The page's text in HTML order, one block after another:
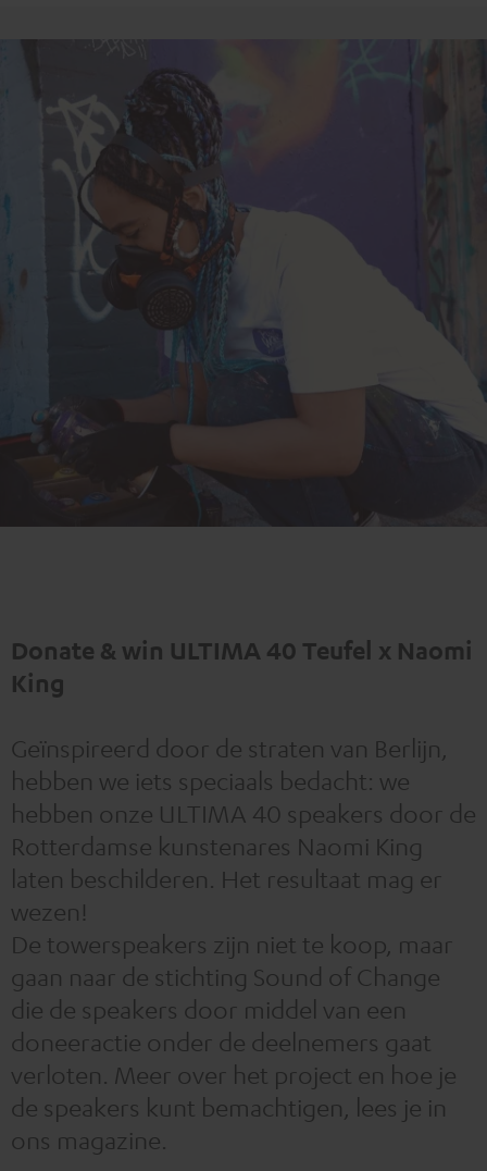
Donate & win ULTIMA 40 Teufel x Naomi
King
Geïnspireerd door de straten van Berlijn,
hebben we iets speciaals bedacht: we
hebben onze ULTIMA 40 speakers door de
Rotterdamse kunstenares Naomi King
laten beschilderen. Het resultaat mag er
wezen!
De towerspeakers zijn niet te koop, maar
gaan naar de stichting Sound of Change
die de speakers door middel van een
doneeractie onder de deelnemers gaat
verloten. Meer over het project en hoe je
de speakers kunt bemachtigen, lees je in
ons magazine.